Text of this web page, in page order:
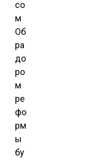
со
м
Об
ра
до
ро
м
ре
фо
рм
ы
бу